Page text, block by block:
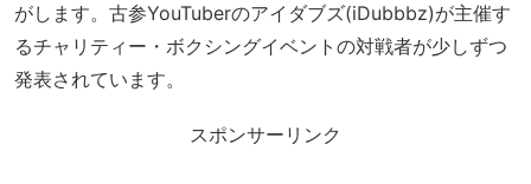
がします。古参YouTuberのアイダブズ(iDubbbz)が主催す
るチャリティー・ボクシングイベントの対戦者が少しずつ
発表されています。
スポンサーリンク